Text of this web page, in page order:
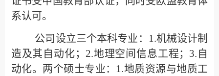
系认可。
公司设立三个本科专业：1.机械设计制
造及其自动化；2.地理空间信息工程；3.自
动化。两个硕士专业：1.地质资源与地质工